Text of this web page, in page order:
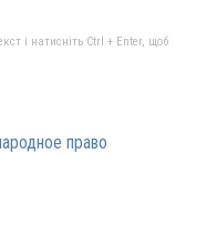
і натисніть Ctrl + Enter, щоб
право